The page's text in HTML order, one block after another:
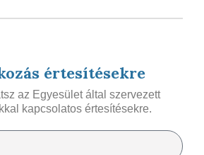
értesítésekre
az Egyesület által szervezett
kapcsolatos értesítésekre.